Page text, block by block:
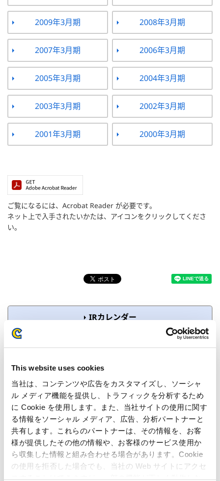
This website uses cookies
当社は、コンテンツや広告をカスタマイズし、ソーシャ
ル メディア機能を提供し、トラフィックを分析するため
に Cookie を使用します。また、当社サイトの使用に関す
る情報をソーシャル メディア、広告、分析パートナーと
共有します。これらのパートナーは、その情報を、お客
様が提供したその他の情報や、お客様のサービス使用か
ら収集した情報と組み合わせる場合があります。Cookie
の使用を拒否した場合でも、当社の Web サイトにアクセ
スすることはできますが、一部の機能が正しく動作しな
2009年3月期 2008年3月期
2007年3月期 2006年3月期
2005年3月期 2004年3月期
2003年3月期 2002年3月期
2001年3月期 2000年3月期
ご覧になるには、Acrobat Reader が必要です。
ネット上で入手されたいかたは、アイコンをクリックしてくださ
い。
IRカレンダー
2026年07月28日
2026年07月01日〜2026年07月27日
沈黙期間
2026年06月19日
配当金支払い開始日